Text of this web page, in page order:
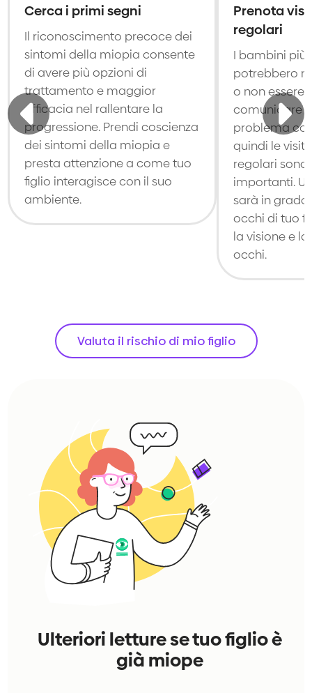
Cerca i primi segni
Il riconoscimento precoce dei
sintomi della miopia consente
di avere più opzioni di
trattamento e maggior
efficacia nel rallentare la
progressione. Prendi coscienza
dei sintomi della miopia e
presta attenzione a come tuo
figlio interagisce con il suo
ambiente.
Prenota
regolari
I bambini più
potrebbero
o non essere
comunicare
problema
quindi le
regolari
importanti.
sarà in
occhi di tuo
la visione e
occhi.
Valuta il rischio di mio figlio
Ulteriori letture se tuo figlio è
già miope